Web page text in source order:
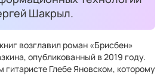
Шакрыл.
возглавил роман «Брисбен»
опубликованный в 2019 году.
гитаристе Глебе Яновском, которому